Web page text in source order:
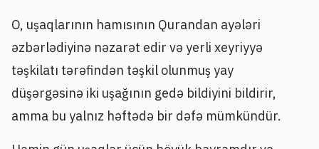
O, uşaqlarının hamısının Qurandan ayələri
əzbərlədiyinə nəzarət edir və yerli xeyriyyə
təşkilatı tərəfindən təşkil olunmuş yay
düşərgəsinə iki uşağının gedə bildiyini bildirir,
amma bu yalnız həftədə bir dəfə mümkündür.